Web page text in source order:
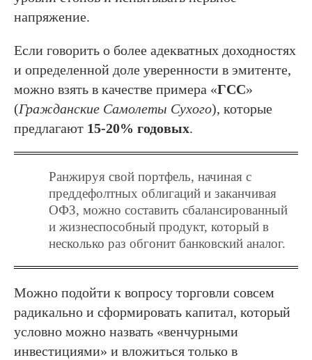
напряжение.
Если говорить о более адекватных доходностях
и определенной доле уверенности в эмитенте,
можно взять в качестве примера «ГСС»
(Гражданские Самолеты Сухого), которые
предлагают 15-20% годовых.
Ранжируя свой портфель, начиная с
преддефолтных облигаций и заканчивая
ОФЗ, можно составить сбалансированный
и жизнеспособный продукт, который в
несколько раз обгонит банковский аналог.
Можно подойти к вопросу торговли совсем
радикально и сформировать капитал, который
условно можно назвать «венчурными
инвестициями» и вложиться только в